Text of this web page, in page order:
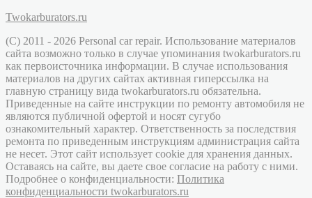
Twokarburators.ru
(C) 2011 - 2026 Personal car repair. Использование материалов
сайта возможно только в случае упоминания twokarburators.ru
как первоисточника информации. В случае использования
материалов на других сайтах активная гиперссылка на
главную страницу вида twokarburators.ru обязательна.
Приведенные на сайте инструкции по ремонту автомобиля не
являются публичной офертой и носят сугубо
ознакомительный характер. Ответственность за последствия
ремонта по приведенным инструкциям администрация сайта
не несет. Этот сайт использует cookie для хранения данных.
Оставаясь на сайте, вы даете свое согласие на работу с ними.
Подробнее о конфиденциальности: Политика
конфиденциальности twokarburators.ru